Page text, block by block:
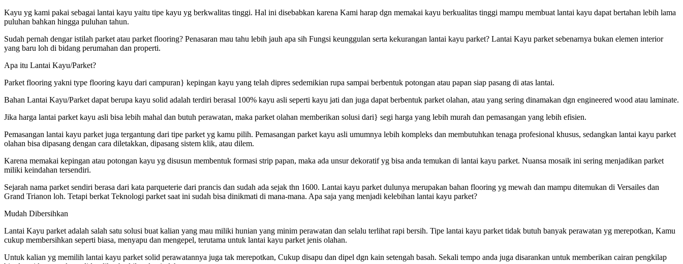
Kayu yg kami pakai sebagai lantai kayu yaitu tipe kayu yg berkwalitas tinggi. Hal ini disebabkan karena Kami harap dgn memakai kayu berkualitas tinggi mampu membuat lantai kayu dapat bertahan lebih lama
puluhan bahkan hingga puluhan tahun.
Sudah pernah dengar istilah parket atau parket flooring? Penasaran mau tahu lebih jauh apa sih Fungsi keunggulan serta kekurangan lantai kayu parket? Lantai Kayu parket sebenarnya bukan elemen interior
yang baru loh di bidang perumahan dan properti.
Apa itu Lantai Kayu/Parket?
Parket flooring yakni type flooring kayu dari campuran} kepingan kayu yang telah dipres sedemikian rupa sampai berbentuk potongan atau papan siap pasang di atas lantai.
Bahan Lantai Kayu/Parket dapat berupa kayu solid adalah terdiri berasal 100% kayu asli seperti kayu jati dan juga dapat berbentuk parket olahan, atau yang sering dinamakan dgn engineered wood atau laminate.
Jika harga lantai parket kayu asli bisa lebih mahal dan butuh perawatan, maka parket olahan memberikan solusi dari} segi harga yang lebih murah dan pemasangan yang lebih efisien.
Pemasangan lantai kayu parket juga tergantung dari tipe parket yg kamu pilih. Pemasangan parket kayu asli umumnya lebih kompleks dan membutuhkan tenaga profesional khusus, sedangkan lantai kayu parket
olahan bisa dipasang dengan cara diletakkan, dipasang sistem klik, atau dilem.
Karena memakai kepingan atau potongan kayu yg disusun membentuk formasi strip papan, maka ada unsur dekoratif yg bisa anda temukan di lantai kayu parket. Nuansa mosaik ini sering menjadikan parket
miliki keindahan tersendiri.
Sejarah nama parket sendiri berasa dari kata parqueterie dari prancis dan sudah ada sejak thn 1600. Lantai kayu parket dulunya merupakan bahan flooring yg mewah dan mampu ditemukan di Versailes dan
Grand Trianon loh. Tetapi berkat Teknologi parket saat ini sudah bisa dinikmati di mana-mana. Apa saja yang menjadi kelebihan lantai kayu parket?
Mudah Dibersihkan
Lantai Kayu parket adalah salah satu solusi buat kalian yang mau miliki hunian yang minim perawatan dan selalu terlihat rapi bersih. Tipe lantai kayu parket tidak butuh banyak perawatan yg merepotkan, Kamu
cukup membersihkan seperti biasa, menyapu dan mengepel, terutama untuk lantai kayu parket jenis olahan.
Untuk kalian yg memilih lantai kayu parket solid perawatannya juga tak merepotkan, Cukup disapu dan dipel dgn kain setengah basah. Sekali tempo anda juga disarankan untuk memberikan cairan pengkilap